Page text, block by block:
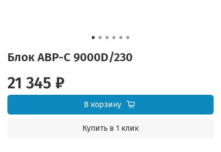
Блок АВР-С 9000D/230
21 345 ₽
В корзину
Купить в 1 клик